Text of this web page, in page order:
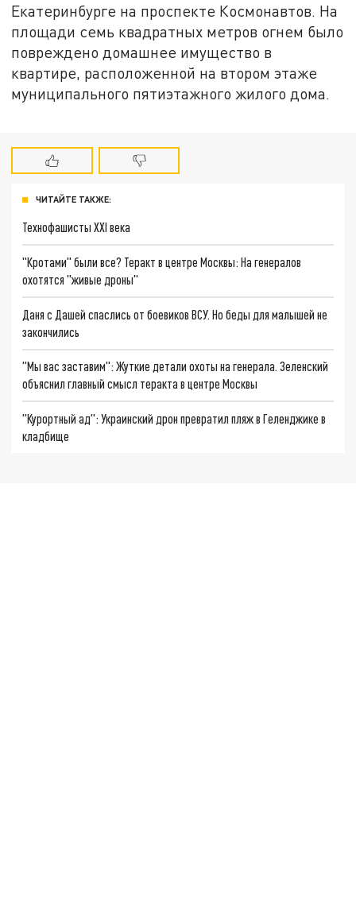
Екатеринбурге на проспекте Космонавтов. На
площади семь квадратных метров огнем было
повреждено домашнее имущество в
квартире, расположенной на втором этаже
муниципального пятиэтажного жилого дома.
ЧИТАЙТЕ ТАКЖЕ:
Технофашисты XXI века
"Кротами" были все? Теракт в центре Москвы: На генералов
охотятся "живые дроны"
Даня с Дашей спаслись от боевиков ВСУ. Но беды для малышей не
закончились
"Мы вас заставим": Жуткие детали охоты на генерала. Зеленский
объяснил главный смысл теракта в центре Москвы
"Курортный ад": Украинский дрон превратил пляж в Геленджике в
кладбище